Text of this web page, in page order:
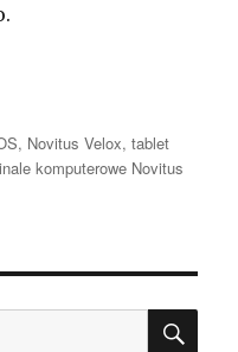
, Novitus Velox,tablet
komputerowe Novitus